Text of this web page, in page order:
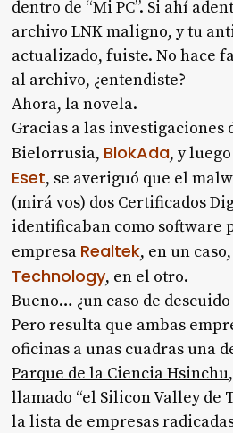
dentro de “Mi PC”. Si ahí
archivo LNK maligno, y tu
actualizado, fuiste. No hace
al archivo, ¿entendiste?
Ahora, la novela.
Gracias a las investigaciones
Bielorrusia, BlokAda, y
Eset, se averiguó que el
(mirá vos) dos Certificados
identificaban como software
empresa Realtek, en un
Technology, en el otro.
Bueno… ¿un caso de
Pero resulta que ambas
oficinas a unas cuadras una
Parque de la Ciencia Hsinchu
llamado “el Silicon Valley de
la lista de empresas